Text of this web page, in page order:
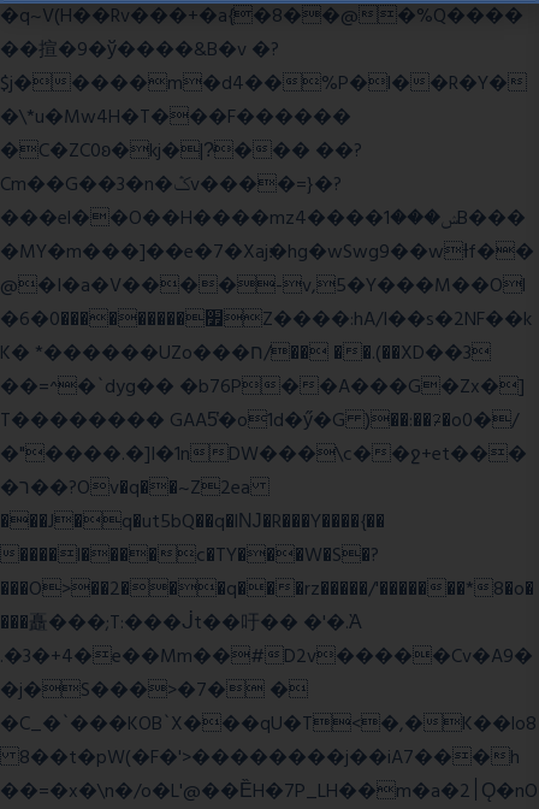
�q~V(H��Rv���+�a{�8��@�%Q����
��揎�9�ў����&B�v �?
$j�����m�d4��%P�l��R�Y�
�\*u�Mw4H�T���F������
�C�ZC0ʚ�kj�|?ͮ��� ��?
Cm��G��3�n�ݣv����=}�?
���el��O��H����mzݾ���1����4B���
�MY�m���]��e�7�Xaj׃�hg�wSwg9��wƗf��
@�I�a�V����-v,5�Y���M��Ol
�׿���������0�6Z����:hA/I��s�2NF��k
K� *������UZo���ח/�� ��.(��XD��3
��=^�`dyg�� �b76P��A���G�Zx�]
T�������� GAA5̔�o1d�ӳ�G )��:��ℱ�o0�/
�"����.�]I�1nDW���\c��ջ+et���
�ר��?Ov�q��~Z2ea
���J�q�ut5bQ��q�lǊ�R���Y����{��
����l����c�TY���W�S�?
���O>��2���q���rz�����/'�������*8�o�
���矗���;T:���ᒎt��吁�� �'�.Ὰ
.�3�+4�e��Mm��#D2v�����Cv�A9�
�j�S���>�7� �
�C_�`���KOB`X���qU�T<�,�K��lo8
8��t�pW(�F�'>��������j��iA7���h
��=�x�\n�/o�L'@��ȄH�7P_LH��m�a�2׀Ǫ�nO